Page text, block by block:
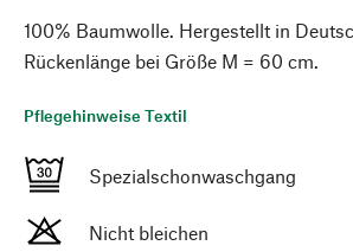
100% Baumwolle. Hergestellt in
Rückenlänge bei Größe M = 60 cm.
Pflegehinweise Textil
Spezialschonwaschgang
Nicht bleichen